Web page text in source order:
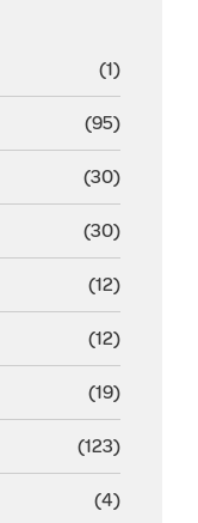
(1)
(95)
(30)
(30)
(12)
(12)
(19)
(123)
(4)